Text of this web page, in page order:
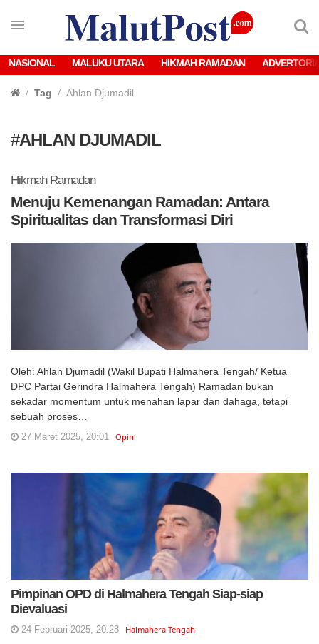
NASIONAL MALUKU UTARA HIKMAH RAMADAN
Tag Ahlan Djumadil
#AHLAN DJUMADIL
Hikmah Ramadan
Menuju Kemenangan Ramadan: Antara
Spiritualitas dan Transformasi Diri
Oleh: Ahlan Djumadil (Wakil Bupati Halmahera Tengah/ Ketua
DPC Partai Gerindra Halmahera Tengah) Ramadan bukan
sekadar momentum untuk menahan lapar dan dahaga, tetapi
sebuah proses…
27 Maret 2025, 20:01 Opini
Pimpinan OPD di Halmahera Tengah Siap-siap
Dievaluasi
24 Februari 2025, 20:28 Halmahera Tengah